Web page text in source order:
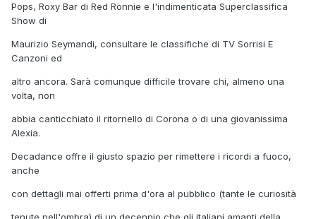
Pops, Roxy Bar di Red Ronnie e l'indimenticata Superclassifica
Show di
Maurizio Seymandi, consultare le classifiche di TV Sorrisi E
Canzoni ed
altro ancora. Sarà comunque difficile trovare chi, almeno una
volta, non
abbia canticchiato il ritornello di Corona o di una giovanissima
Alexia.
Decadance offre il giusto spazio per rimettere i ricordi a fuoco,
anche
con dettagli mai offerti prima d'ora al pubblico (tante le curiosità